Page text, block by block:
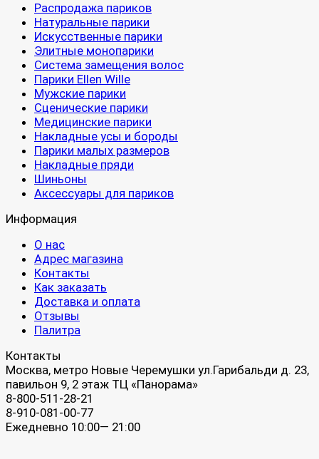
Распродажа париков
Натуральные парики
Искусственные парики
Элитные монопарики
Система замещения волос
Парики Ellen Wille
Мужские парики
Сценические парики
Медицинские парики
Накладные усы и бороды
Парики малых размеров
Накладные пряди
Шиньоны
Аксессуары для париков
Информация
О нас
Адрес магазина
Контакты
Как заказать
Доставка и оплата
Отзывы
Палитра
Контакты
Москва, метро Новые Черемушки ул.Гарибальди д. 23,
павильон 9, 2 этаж ТЦ «Панорама»
8-800-511-28-21
8-910-081-00-77
Ежедневно 10:00— 21:00